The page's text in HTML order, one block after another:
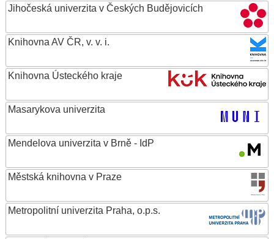
Jihočeská univerzita v Českých Budějovicích
Knihovna AV ČR, v. v. i.
Knihovna Ústeckého kraje
Masarykova univerzita
Mendelova univerzita v Brně - IdP
Městská knihovna v Praze
Metropolitní univerzita Praha, o.p.s.